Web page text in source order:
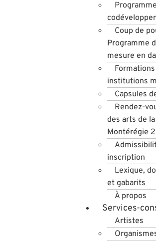
Coup de
Programme
mesure en
institutions
Capsules
Rendez-
des arts de
Montérégie
inscription
Lexique,
et gabarits
À propos
Services-
Artistes